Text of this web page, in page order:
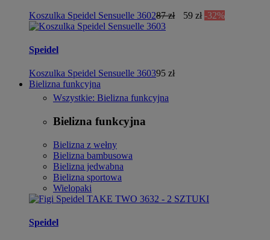
Koszulka Speidel Sensuelle 360287 zł 59 zł -32%
Speidel
Koszulka Speidel Sensuelle 360395 zł
Bielizna funkcyjna
Wszystkie: Bielizna funkcyjna
Bielizna funkcyjna
Bielizna z wełny
Bielizna bambusowa
Bielizna jedwabna
Bielizna sportowa
Wielopaki
Speidel